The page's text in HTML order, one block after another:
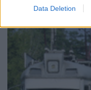
Data Deletion